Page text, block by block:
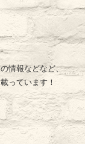
情報などなど、
っています！